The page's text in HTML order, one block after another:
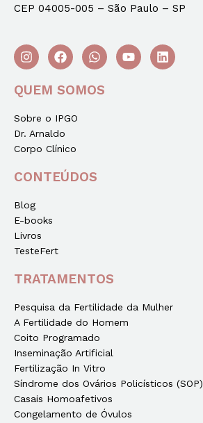
CEP 04005-005 – São Paulo – SP
QUEM SOMOS
Sobre o IPGO
Dr. Arnaldo
Corpo Clínico
CONTEÚDOS
Blog
E-books
Livros
TesteFert
TRATAMENTOS
Pesquisa da Fertilidade da Mulher
A Fertilidade do Homem
Coito Programado
Inseminação Artificial
Fertilização In Vitro
Síndrome dos Ovários Policísticos (SOP)
Casais Homoafetivos
Congelamento de Óvulos